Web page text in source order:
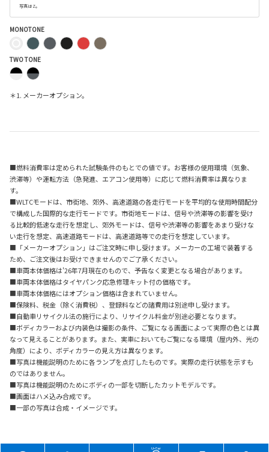
写真はZ。
MONOTONE
TWO TONE
＊1. メーカーオプション。
■燃料消費率は定められた試験条件のもとでの値です。お客様の使用環境（気象、
渋滞等）や運転方法（急発進、エアコン使用等）に応じて燃料消費率は異なりま
す。
■WLTCモードは、市街地、郊外、高速道路の各走行モードを平均的な使用時間配分
で構成した国際的な走行モードです。市街地モードは、信号や渋滞等の影響を受け
る比較的低速な走行を想定し、郊外モードは、信号や渋滞等の影響をあまり受けな
い走行を想定、高速道路モードは、高速道路等での走行を想定しています。
■「メーカーオプション」はご注文時に申し受けます。メーカーの工場で装着する
ため、ご注文後はお受けできませんのでご了承ください。
■車両本体価格は'26年7月現在のもので、予告なく変更となる場合があります。
■車両本体価格はタイヤパンク応急修理キット付の価格です。
■車両本体価格にはオプション価格は含まれていません。
■保険料、税金（除く消費税）、登録料などの諸費用は別途申し受けます。
■自動車リサイクル法の施行により、リサイクル料金が別途必要となります。
■ボディカラーおよび内装色は撮影の条件、ご覧になる画面によって実際の色とは異
なって見えることがあります。また、実車においてもご覧になる環境（屋内外、光の
角度）により、ボディカラーの見え方は異なります。
■写真は機能説明のために各ランプを点灯したものです。実際の走行状態を示すも
のではありません。
■写真は機能説明のためにボディの一部を切断したカットモデルです。
■画面はハメ込み合成です。
■一部の写真は合成・イメージです。